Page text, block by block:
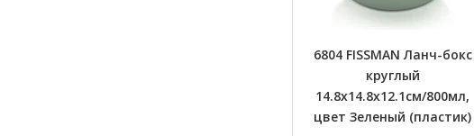
6804 FISSMAN Ланч-бокс
круглый
14.8x14.8x12.1см/800мл,
цвет Зеленый (пластик)